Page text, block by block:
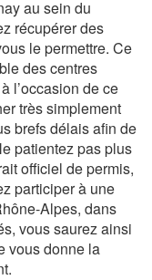
au sein du
récupérer des
le permettre. Ce
des centres
l’occasion de ce
très simplement
brefs délais afin de
patientez pas plus
officiel de permis,
participer à une
Alpes, dans
vous saurez ainsi
vous donne la